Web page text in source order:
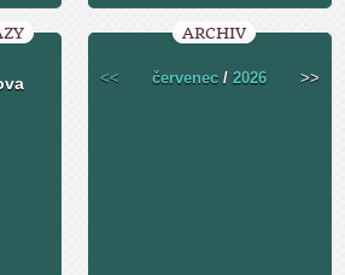
ARCHIV
<< červenec /2026 >>